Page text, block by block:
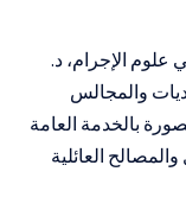
الإجرام، د.
إلى البلديات والمجالس
بالخدمة العامة
العائلية